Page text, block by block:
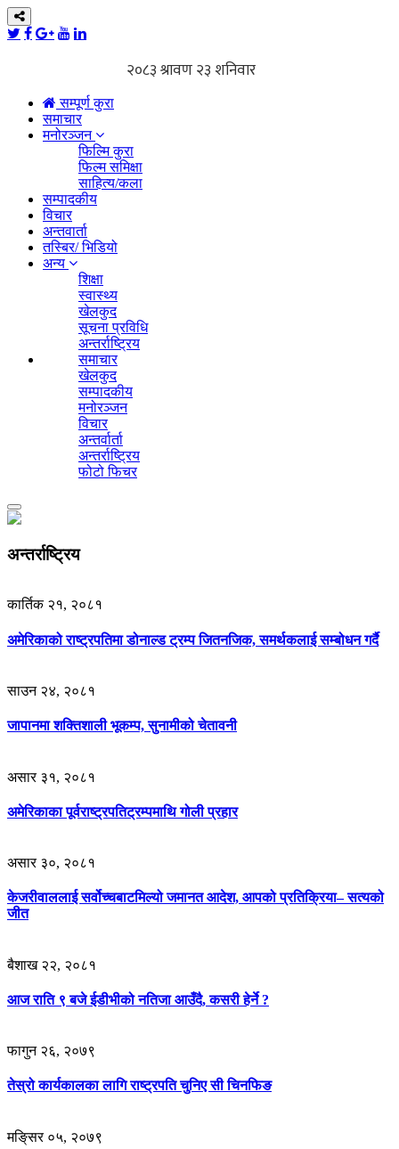
सम्पूर्ण कुरा
समाचार
मनोरञ्जन
फिल्मि कुरा
फिल्म समिक्षा
साहित्य/कला
सम्पादकीय
विचार
अन्तवार्ता
तस्बिर/ भिडियो
अन्य
शिक्षा
स्वास्थ्य
खेलकुद
सूचना प्रविधि
अन्तर्राष्ट्रिय
समाचार
खेलकुद
सम्पादकीय
मनोरञ्जन
विचार
अन्तर्वार्ता
अन्तर्राष्ट्रिय
फोटो फिचर
Toggle
navigation
अन्तर्राष्ट्रिय
कार्तिक २१, २०८१
अमेरिकाको राष्ट्रपतिमा डोनाल्ड ट्रम्प जितनजिक, समर्थकलाई सम्बोधन गर्दै
साउन २४, २०८१
जापानमा शक्तिशाली भूकम्प, सुनामीको चेतावनी
असार ३१, २०८१
अमेरिकाका पूर्वराष्ट्रपतिट्रम्पमाथि गोली प्रहार
असार ३०, २०८१
केजरीवाललाई सर्वोच्चबाटमिल्यो जमानत आदेश, आपको प्रतिक्रिया– सत्यको
जीत
बैशाख २२, २०८१
आज राति ९ बजे ईडीभीको नतिजा आउँदै, कसरी हेर्ने ?
फागुन २६, २०७९
तेस्रो कार्यकालका लागि राष्ट्रपति चुनिए सी चिनफिङ
मङि्सर ०५, २०७९